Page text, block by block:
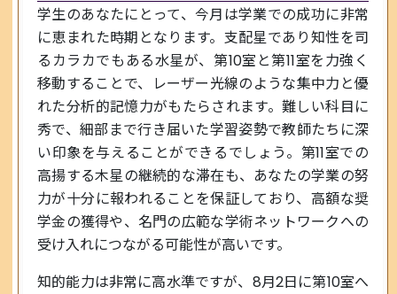
学生のあなたにとって、今月は学業での成功に非常
に恵まれた時期となります。支配星であり知性を司
るカラカでもある水星が、第10室と第11室を力強く
移動することで、レーザー光線のような集中力と優
れた分析的記憶力がもたらされます。難しい科目に
秀で、細部まで行き届いた学習姿勢で教師たちに深
い印象を与えることができるでしょう。第11室での
高揚する木星の継続的な滞在も、あなたの学業の努
力が十分に報われることを保証しており、高額な奨
学金の獲得や、名門の広範な学術ネットワークへの
受け入れにつながる可能性が高いです。
知的能力は非常に高水準ですが、8月2日に第10室へ